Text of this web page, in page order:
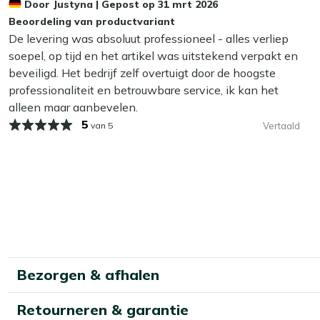
wel zo fijn!
Kan ik mijn tuinstoel het hele jaar buiten
Ja, dat kan! Onze tuinmeubelen zijn gemaakt om het hele
hebt om je stoelen binnen op te bergen, is dat altijd beter.
zoals regelmatig schoonmaken en het aanbrengen van
En de kussens?
kunnen na verloop van tijd vocht vasthouden. Dit kan
je na een regenbui niet direct weer kunt genieten van het
een droge plek, zoals onder een overkapping. In de
Door Justyna | Gepost op 31 mrt 2026
Beoordeling van productvariant
De levering was absoluut professioneel - alles verliep
soepel, op tijd en het artikel was uitstekend verpakt en
beveiligd. Het bedrijf zelf overtuigt door de hoogste
professionaliteit en betrouwbare service, ik kan het
alleen maar aanbevelen.
5 van 5 Vertaald
Bezorgen & afhalen
Retourneren & garantie